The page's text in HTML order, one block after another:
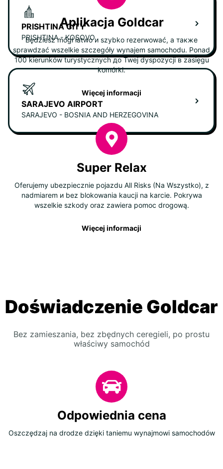
PRISHTINA CITY
PRISHTINA - KOSOVO
SARAJEVO AIRPORT
SARAJEVO - BOSNIA AND HERZEGOVINA
Aplikacja Goldcar
Będziesz mógł łatwo и szybko rezerwować, а также
sprawdzać wszelkie szczegóły wynajem samochodu. Ponad
100 kierunków turystycznych до Twej dyspozycji в zasięgu
komórki.
Więcej informacji
Super Relax
Oferujemy ubezpiecznie pojazdu All Risks (Na Wszystko), z
nadmiarem и bez blokowania kaucji na karcie. Pokrywa
wszelkie szkody oraz zawiera pomoc drogową.
Więcej informacji
Doświadczenie Goldcar
Bez zamieszania, bez zbędnych ceregieli, po prostu
właściwy samochód
Odpowiednia cena
Oszczędzaj na drodze dzięki taniemu wynajmowi samochodów